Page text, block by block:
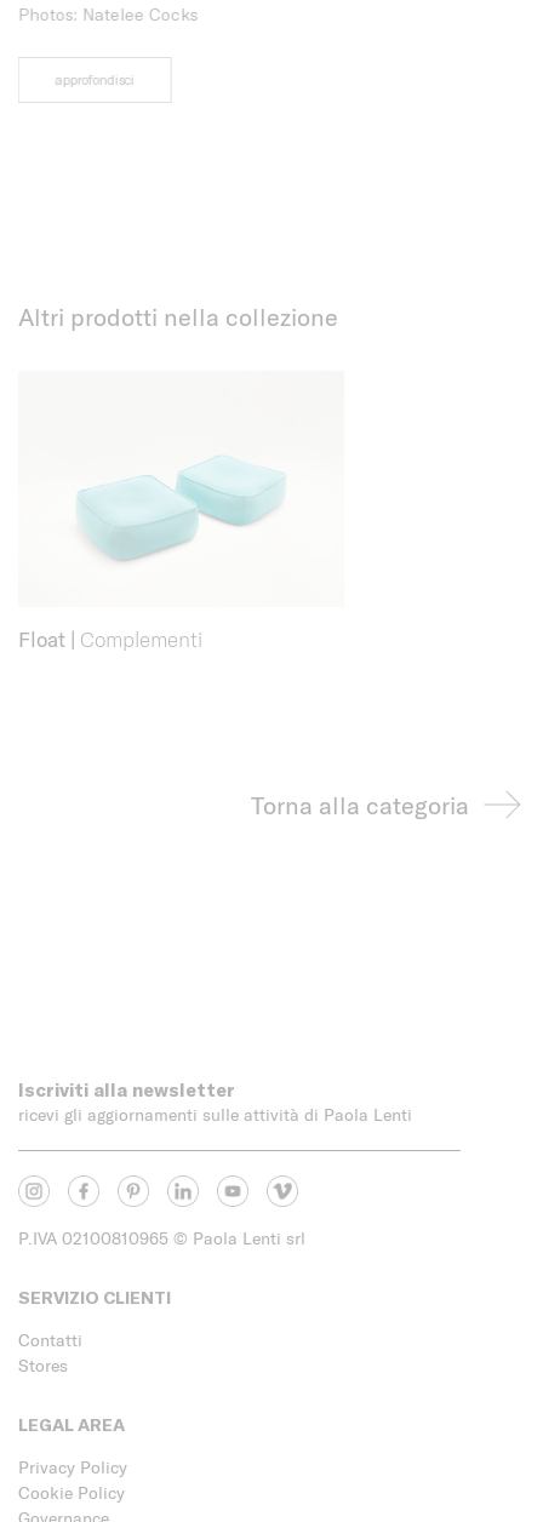
Photos: Natelee Cocks
approfondisci
Altri prodotti nella collezione
Float | Complementi
Torna alla categoria
Iscriviti alla newsletter
ricevi gli aggiornamenti sulle attività di Paola Lenti
P.IVA 02100810965 © Paola Lenti srl
SERVIZIO CLIENTI
Contatti
Stores
LEGAL AREA
Privacy Policy
Cookie Policy